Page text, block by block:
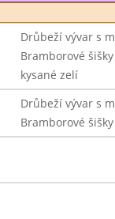
Drůbeží vývar s
Bramborové
kysané zelí
Drůbeží vývar s
Bramborové